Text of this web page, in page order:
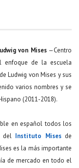
von Mises—Centro
enfoque de la escuela
Ludwig von Mises y sus
varios nombres y se
(2011-2018).
en español todos los
del Instituto Misesde
es la más importante
de mercado en todo el